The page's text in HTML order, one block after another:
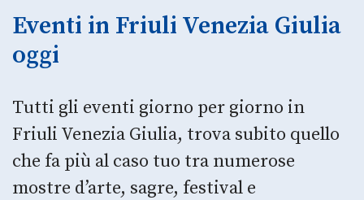
Eventi in Friuli Venezia Giulia
oggi
Tutti gli eventi giorno per giorno in
Friuli Venezia Giulia, trova subito quello
che fa più al caso tuo tra numerose
mostre d’arte, sagre, festival e